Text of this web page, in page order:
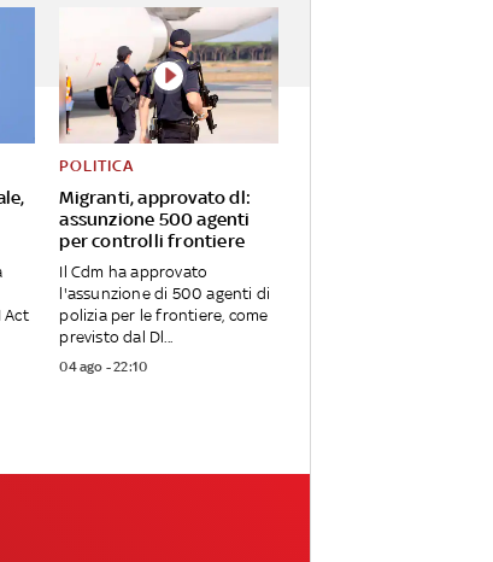
Act
Migranti, approvato dl:
assunzione 500 agenti
per controlli frontiere
POLITICA
Il Cdm ha approvato
l'assunzione di 500 agenti di
polizia per le frontiere, come
previsto dal Dl...
04 ago - 22:10